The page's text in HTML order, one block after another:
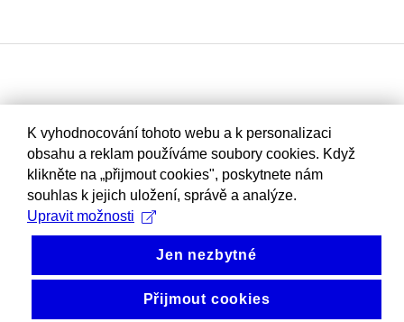
K vyhodnocování tohoto webu a k personalizaci
obsahu a reklam používáme soubory cookies. Když
klikněte na „přijmout cookies", poskytnete nám
souhlas k jejich uložení, správě a analýze.
Upravit možnosti
Jen nezbytné
Přijmout cookies